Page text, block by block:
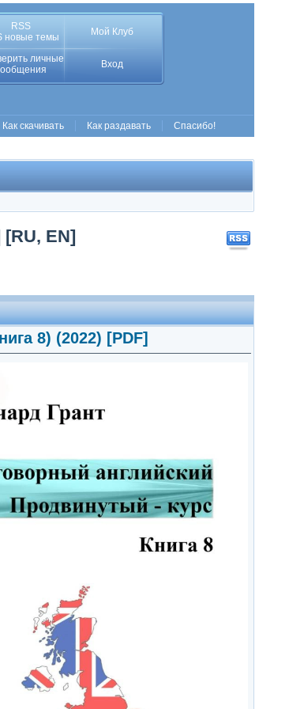
RSS
новые темы
Мой Клуб
личные
Вход
Как скачивать Как раздавать Спасибо!
EN]
8) (2022) [PDF]